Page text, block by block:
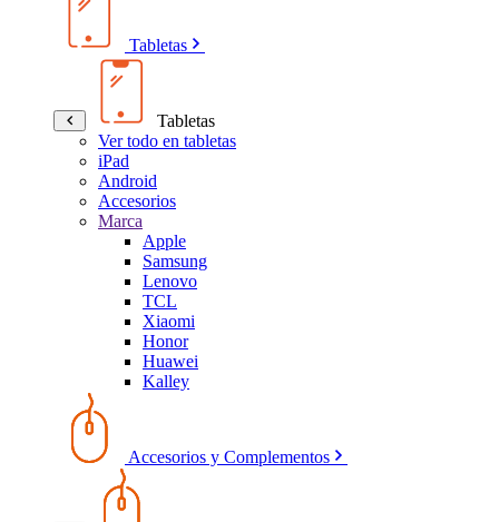
Tabletas
Tabletas
Ver todo en tabletas
iPad
Android
Accesorios
Marca
Apple
Samsung
Lenovo
TCL
Xiaomi
Honor
Huawei
Kalley
Accesorios y Complementos